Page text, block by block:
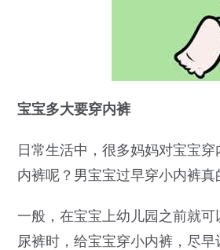
宝宝多大要穿内裤
日常生活中，很多妈妈对宝宝
内裤呢？男宝宝过早穿小内裤
一般，在宝宝上幼儿园之前就
尿裤时，给宝宝穿小内裤，尽